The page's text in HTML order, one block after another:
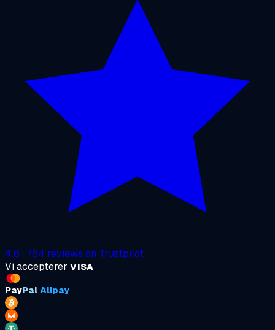
4.6 · 764 reviews on Trustpilot
Vi accepterer VISA
PayPal Alipay